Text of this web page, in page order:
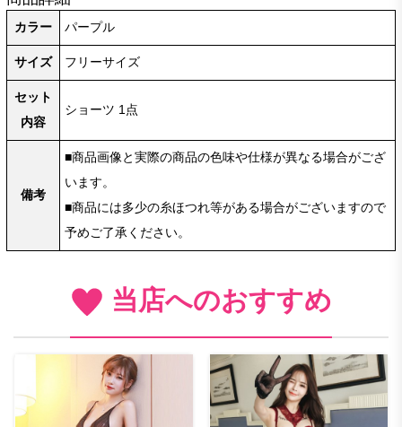
カラー パープル
サイズ フリーサイズ
セット
内容
ショーツ 1点
備考
■商品画像と実際の商品の色味や仕様が異なる場合がござ
います。
■商品には多少の糸ほつれ等がある場合がございますので
予めご了承ください。
当店へのおすすめ